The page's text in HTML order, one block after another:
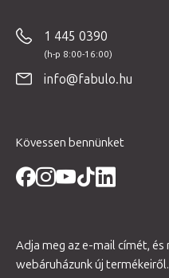
1 445 0390
info@fabulo.hu
Kövessen bennünket
Adja meg az e-mail címét,
webáruházunk új termékeiről.